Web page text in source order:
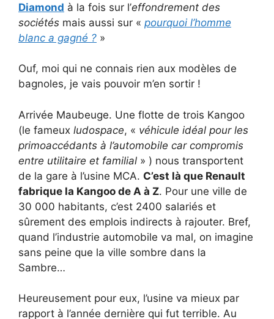
Diamond à la fois sur l’effondrement des
sociétés mais aussi sur « pourquoi l’homme
blanc a gagné ? »
Ouf, moi qui ne connais rien aux modèles de
bagnoles, je vais pouvoir m’en sortir !
Arrivée Maubeuge. Une flotte de trois Kangoo
(le fameux ludospace, « véhicule idéal pour les
primoaccédants à l’automobile car compromis
entre utilitaire et familial » ) nous transportent
de la gare à l’usine MCA. C’est là que Renault
fabrique la Kangoo de A à Z. Pour une ville de
30 000 habitants, c’est 2400 salariés et
sûrement des emplois indirects à rajouter. Bref,
quand l’industrie automobile va mal, on imagine
sans peine que la ville sombre dans la
Sambre…
Heureusement pour eux, l’usine va mieux par
rapport à l’année dernière qui fut terrible. Au